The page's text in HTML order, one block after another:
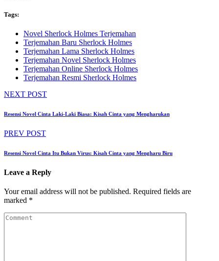
Tags:
Novel Sherlock Holmes Terjemahan
Terjemahan Baru Sherlock Holmes
Terjemahan Lama Sherlock Holmes
Terjemahan Novel Sherlock Holmes
Terjemahan Online Sherlock Holmes
Terjemahan Resmi Sherlock Holmes
NEXT POST
Resensi Novel Cinta Laki-Laki Biasa: Kisah Cinta yang Mengharukan
PREV POST
Resensi Novel Cinta Itu Bukan Virus: Kisah Cinta yang Mengharu Biru
Leave a Reply
Your email address will not be published. Required fields are
marked *